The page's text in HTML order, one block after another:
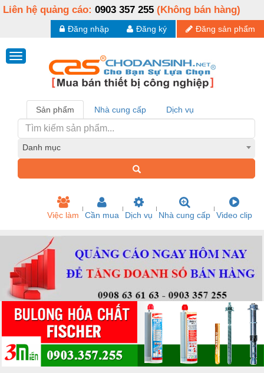
Liên hệ quảng cáo: 0903 357 255 (Không bán hàng)
Đăng sản phẩm
Đăng ký
Đăng nhập
Sản phẩm Nhà cung cấp Dịch vụ
Danh mục
Việc làm Cần mua Dịch vụ Nhà cung cấp Video clip